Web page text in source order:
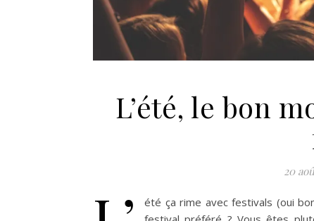
L’été, le bon
20
été ça rime avec festivals (oui